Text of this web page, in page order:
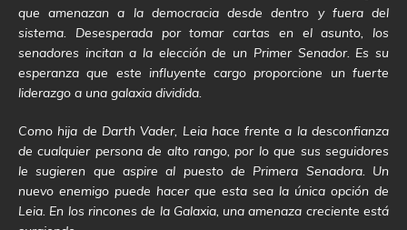
que amenazan a la democracia desde dentro y fuera del
sistema. Desesperada por tomar cartas en el asunto, los
senadores incitan a la elección de un Primer Senador. Es su
esperanza que este influyente cargo proporcione un fuerte
liderazgo a una galaxia dividida.
Como hija de Darth Vader, Leia hace frente a la desconfianza
de cualquier persona de alto rango, por lo que sus seguidores
le sugieren que aspire al puesto de Primera Senadora. Un
nuevo enemigo puede hacer que esta sea la única opción de
Leia. En los rincones de la Galaxia, una amenaza creciente está